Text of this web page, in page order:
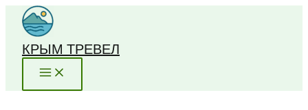
Перейти
содержимому
КРЫМ ТРЕВЕЛ